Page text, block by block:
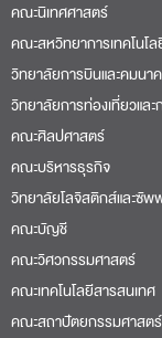
คณะนิเทศศาสตร์
คณะสหวิทยาการเทคโนโ
วิทยาลัยการบินและคมนา
วิทยาลัยการท่องเที่ยวและ
คณะศิลปศาสตร์
คณะบริหารธุรกิจ
วิทยาลัยโลจิสติกส์และซัพ
คณะบัญชี
คณะวิศวกรรมศาสตร์
คณะเทคโนโลยีสารสนเทศ
คณะสถาปัตยกรรมศาสตร์